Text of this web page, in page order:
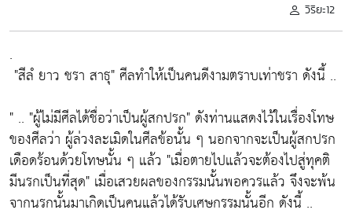
วิริยะ12
.
"สีลํ ยาว ชรา สาธุ"ศีลทำให้เป็นคนดีงามตราบเท่าชรา ดังนี้ ..
" .. "ผู้ไม่มีศีลได้ชื่อว่าเป็นผู้สกปรก"ดังท่านแสดงไว้ในเรื่องโทษ
ของศีลว่า ผู้ล่วงละเมิดในศีลข้อนั้น ๆ นอกจากจะเป็นผู้สกปรก
เดือดร้อนด้วยโทษนั้น ๆ แล้ว "เมื่อตายไปแล้วจะต้องไปสู่ทุคติ
มีนรกเป็นที่สุด" เมื่อเสวยผลของกรรมนั้นพอควรแล้ว จึงจะพ้น
จากนรกนั้นมาเกิดเป็นคนแล้วได้รับเศษกรรมนั้นอีก ดังนี้ ..